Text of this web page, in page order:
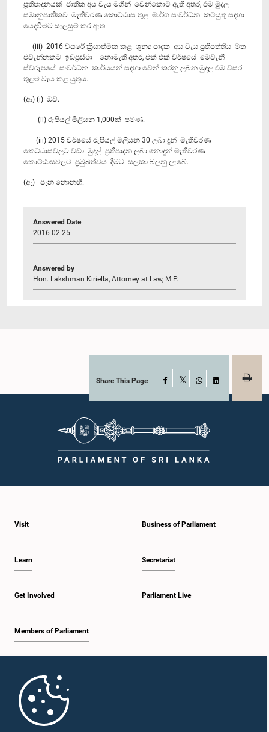
ප්‍රතිපාදනයක් ජාතික අය වැය මගින් වෙන්කොට ඇති අතර, එම මුදල
සමානුපාතිකව මැතිවරණ කොට්ඨාස තුළ මාර්ග සංවර්ධන කටයුතු සඳහා
යෙදවීමට සැලසුම් කර ඇත.
(iii) 2016 වසරේ ක්‍රියාත්මක කළ ශූන්‍ය පාදක අය වැය ප්‍රතිපත්තිය මත
එවැන්නකට ඉඩප්‍රස්ථා නොමැති අතර, එක් එක් වර්ෂයේ මෙවැනි
ස්වරූපයේ සංවර්ධන කාර්යයන් සඳහා වෙන් කරනු ලබන මුදල එම වසර
තුළම වැය කළ යුතුය.
(ආ) (i) ඔව්.
(ii) රුපියල් මිලියන 1,000ක් පමණ.
(iii) 2015 වර්ෂයේ රුපියල් මිලියන 30 ලබා දුන් මැතිවරණ
කෙට්ඨාසවලට වඩා මුදල් ප්‍රතිපාදන ලබා නොදුන් මැතිවරණ
කොට්ඨාසවලට ප්‍රමුඛත්වය දීමට සලකා බලනු ලැබේ.
(ඇ) ‍ පැන නොනඟී.
Answered Date
2016-02-25
Answered by
Hon. Lakshman Kiriella, Attorney at Law, M.P.
Share This Page Facebook
WhatsAppLinkedIn
Visit
Learn
Get Involved
Members of Parliament
Business of Parliament
Secretariat
Parliament Live
Parliament Mobile App